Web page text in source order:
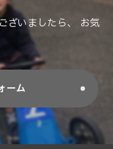
ざいましたら、 お気
ーム